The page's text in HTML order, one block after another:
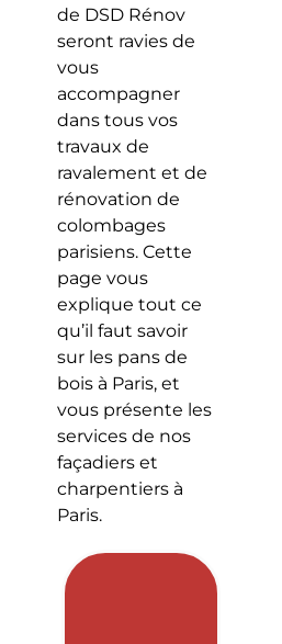
de DSD Rénov
seront ravies de
vous
accompagner
dans tous vos
travaux de
ravalement et de
rénovation de
colombages
parisiens. Cette
page vous
explique tout ce
qu’il faut savoir
sur les pans de
bois à Paris, et
vous présente les
services de nos
façadiers et
charpentiers à
Paris.